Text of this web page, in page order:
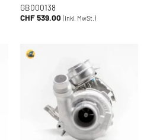
GB000138
CHF539.00 (inkl. MwSt.)